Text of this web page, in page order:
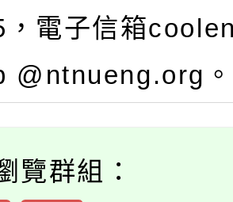
，電子信箱
@ntnueng.org。
覽群組：